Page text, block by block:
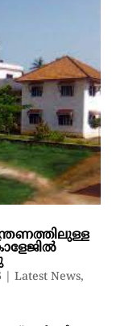
Latest News,